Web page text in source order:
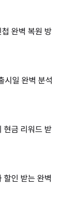
완벽 복원 방
시일 완벽 분석
현금 리워드 받
할인 받는 완벽